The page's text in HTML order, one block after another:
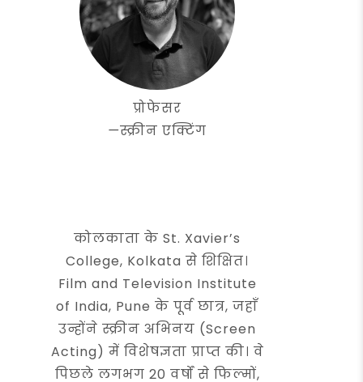
प्रोफेसर
—स्क्रीन एक्टिंग
कोलकाता के St. Xavier’s
College, Kolkata से शिक्षित।
Film and Television Institute
of India, Pune के पूर्व छात्र, जहाँ
उन्होंने स्क्रीन अभिनय (Screen
Acting) में विशेषज्ञता प्राप्त की। वे
पिछले लगभग 20 वर्षों से फिल्मों,